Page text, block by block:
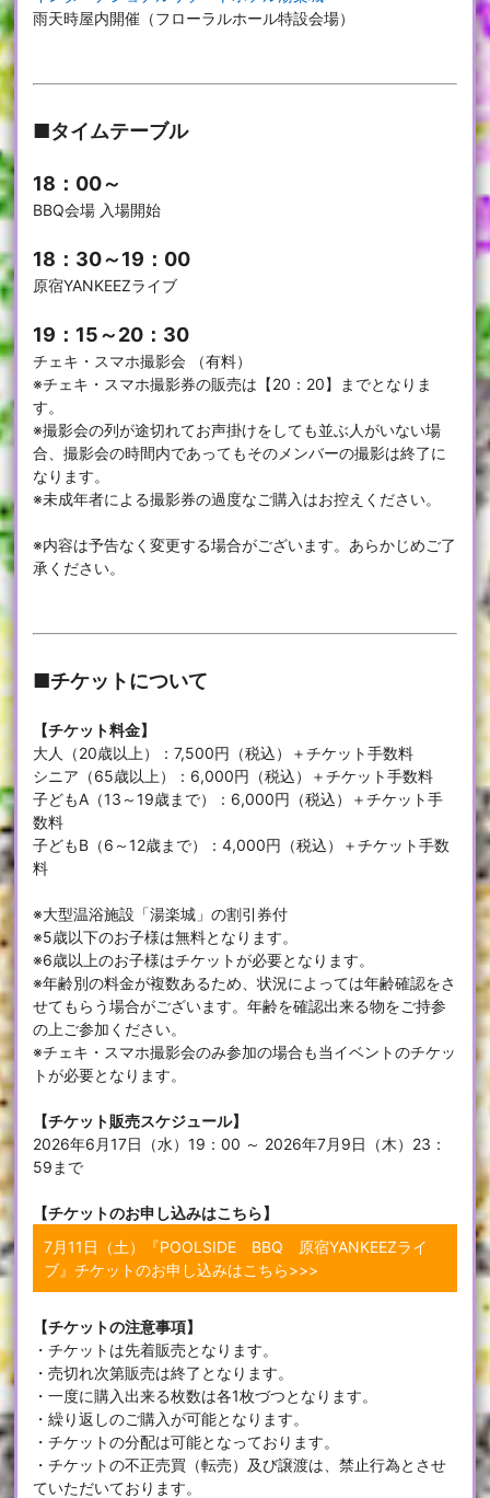
雨天時屋内開催（フローラルホール特設会場）
■タイムテーブル
18：00～
BBQ会場 入場開始
18：30～19：00
原宿YANKEEZライブ
19：15～20：30
チェキ・スマホ撮影会 （有料）
※チェキ・スマホ撮影券の販売は【20：20】までとなりま
す。
※撮影会の列が途切れてお声掛けをしても並ぶ人がいない場
合、撮影会の時間内であってもそのメンバーの撮影は終了に
なります。
※未成年者による撮影券の過度なご購入はお控えください。
※内容は予告なく変更する場合がございます。あらかじめご了
承ください。
■チケットについて
【チケット料金】
大人（20歳以上）：7,500円（税込）＋チケット手数料
シニア（65歳以上）：6,000円（税込）＋チケット手数料
子どもA（13～19歳まで）：6,000円（税込）＋チケット手
数料
子どもB（6～12歳まで）：4,000円（税込）＋チケット手数
料
※大型温浴施設「湯楽城」の割引券付
※5歳以下のお子様は無料となります。
※6歳以上のお子様はチケットが必要となります。
※年齢別の料金が複数あるため、状況によっては年齢確認をさ
せてもらう場合がございます。年齢を確認出来る物をご持参
の上ご参加ください。
※チェキ・スマホ撮影会のみ参加の場合も当イベントのチケッ
トが必要となります。
【チケット販売スケジュール】
2026年6月17日（水）19：00 ～ 2026年7月9日（木）23：
59まで
【チケットのお申し込みはこちら】
7月11日（土）『POOLSIDE BBQ 原宿YANKEEZライ
ブ』チケットのお申し込みはこちら>>>
【チケットの注意事項】
・チケットは先着販売となります。
・売切れ次第販売は終了となります。
・一度に購入出来る枚数は各1枚づつとなります。
・繰り返しのご購入が可能となります。
・チケットの分配は可能となっております。
・チケットの不正売買（転売）及び譲渡は、禁止行為とさせ
ていただいております。